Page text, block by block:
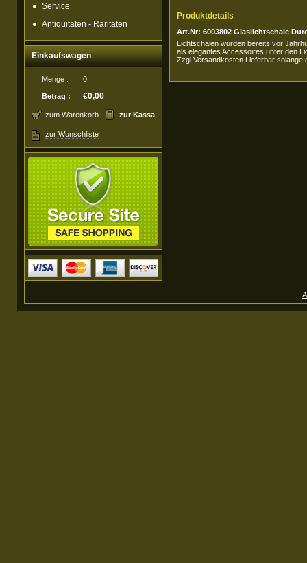
Service
Antiquitäten - Raritäten
Einkaufswagen
Menge : 0
Betrag : €0,00
zum Warenkorb zur Kassa
zur Wunschliste
Produktdetails
Art.Nr: 6003802 Glaslichtschale
Lichtschalen wurden bereits vor
als elegantes Accessoires unter den
Zzgl Versandkosten.Lieferbar solange